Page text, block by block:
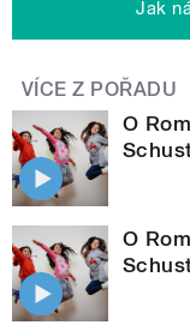
Jak
VÍCE Z POŘADU
O
O